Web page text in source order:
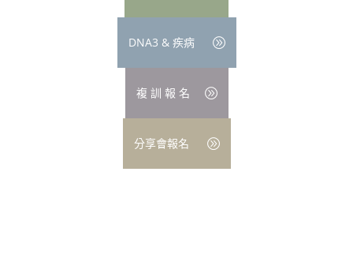
DNA3 & 疾病
複 訓 報 名
分享會報名